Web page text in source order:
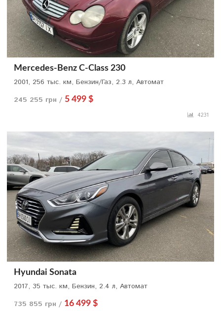
Mercedes-Benz C-Class 230
2001, 256 тыс. км, Бензин/Газ, 2.3 л, Автомат
245 255 грн / 5 499 $
4231
Hyundai Sonata
2017, 35 тыс. км, Бензин, 2.4 л, Автомат
735 855 грн / 16 499 $